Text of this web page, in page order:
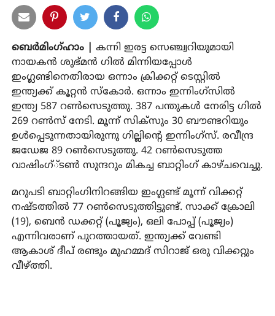
ബെര്‍മിംഗ്ഹാം |
കന്നി ഇരട്ട സെഞ്ച്വറിയുമായി
നായകന്‍ ശുഭ്മന്‍ ഗില്‍ മിന്നിയപ്പോള്‍
ഇംഗ്ലണ്ടിനെതിരായ ഒന്നാം ക്രിക്കറ്റ് ടെസ്റ്റില്‍
ഇന്ത്യക്ക് കൂറ്റന്‍ സ്‌കോര്‍. ഒന്നാം ഇന്നിംഗ്സില്‍
ഇന്ത്യ 587 റണ്‍സെടുത്തു. 387 പന്തുകള്‍ നേരിട്ട ഗില്‍
269 റണ്‍സ് നേടി. മൂന്ന് സിക്സും 30 ബൗണ്ടറിയും
ഉള്‍പ്പെടുന്നതായിരുന്നു ഗില്ലിന്റെ ഇന്നിംഗ്സ്. രവീന്ദ്ര
ജഡേജ 89 റണ്‍സെടുത്തു. 42 റണ്‍സെടുത്ത
വാഷിംഗ്്ടണ്‍ സുന്ദറും മികച്ച ബാറ്റിംഗ് കാഴ്ചവെച്ചു.
മറുപടി ബാറ്റിംഗിനിറങ്ങിയ ഇംഗ്ലണ്ട് മൂന്ന് വിക്കറ്റ്
നഷ്ടത്തില്‍ 77 റണ്‍സെടുത്തിട്ടുണ്ട്. സാക്ക് ക്രോലി
(19), ബെന്‍ ഡക്കറ്റ് (പൂജ്യം), ഒലി പോപ്പ് (പൂജ്യം)
എന്നിവരാണ് പുറത്തായത്. ഇന്ത്യക്ക് വേണ്ടി
ആകാശ് ദീപ് രണ്ടും മുഹമ്മദ് സിറാജ് ഒരു വിക്കറ്റും
വീഴ്ത്തി.